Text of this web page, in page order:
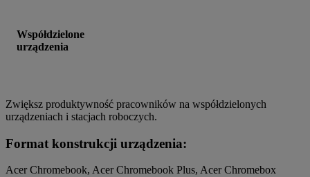
Współdzielone
urządzenia
Zwiększ produktywność pracowników na współdzielonych
urządzeniach i stacjach roboczych.
Format konstrukcji urządzenia:
Acer Chromebook, Acer Chromebook Plus, Acer Chromebox